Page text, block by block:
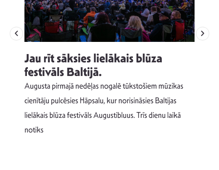
Jau rīt sāksies lielākais blūza
festivāls Baltijā.
Augusta pirmajā nedēļas nogalē tūkstošiem mūzikas
cienītāju pulcēsies Hāpsalu, kur norisināsies Baltijas
lielākais blūza festivāls Augustibluus. Trīs dienu laikā
notiks